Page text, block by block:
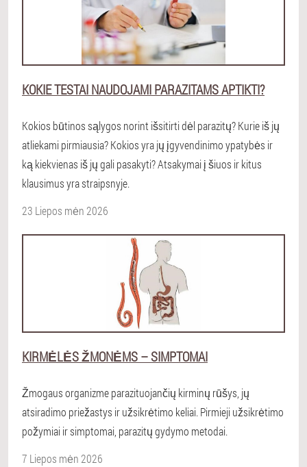
KOKIE TESTAI NAUDOJAMI PARAZITAMS APTIKTI?
Kokios būtinos sąlygos norint išsitirti dėl parazitų? Kurie iš jų
atliekami pirmiausia? Kokios yra jų įgyvendinimo ypatybės ir
ką kiekvienas iš jų gali pasakyti? Atsakymai į šiuos ir kitus
klausimus yra straipsnyje.
23 Liepos mėn 2026
KIRMĖLĖS ŽMONĖMS – SIMPTOMAI
Žmogaus organizme parazituojančių kirminų rūšys, jų
atsiradimo priežastys ir užsikrėtimo keliai. Pirmieji užsikrėtimo
požymiai ir simptomai, parazitų gydymo metodai.
7 Liepos mėn 2026